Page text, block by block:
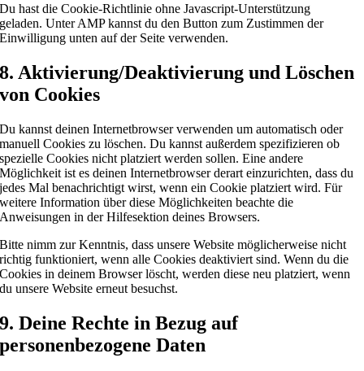
Du hast die Cookie-Richtlinie ohne Javascript-Unterstützung
geladen. Unter AMP kannst du den Button zum Zustimmen der
Einwilligung unten auf der Seite verwenden.
8. Aktivierung/Deaktivierung und Löschen
von Cookies
Du kannst deinen Internetbrowser verwenden um automatisch oder
manuell Cookies zu löschen. Du kannst außerdem spezifizieren ob
spezielle Cookies nicht platziert werden sollen. Eine andere
Möglichkeit ist es deinen Internetbrowser derart einzurichten, dass du
jedes Mal benachrichtigt wirst, wenn ein Cookie platziert wird. Für
weitere Information über diese Möglichkeiten beachte die
Anweisungen in der Hilfesektion deines Browsers.
Bitte nimm zur Kenntnis, dass unsere Website möglicherweise nicht
richtig funktioniert, wenn alle Cookies deaktiviert sind. Wenn du die
Cookies in deinem Browser löscht, werden diese neu platziert, wenn
du unsere Website erneut besuchst.
9. Deine Rechte in Bezug auf
personenbezogene Daten